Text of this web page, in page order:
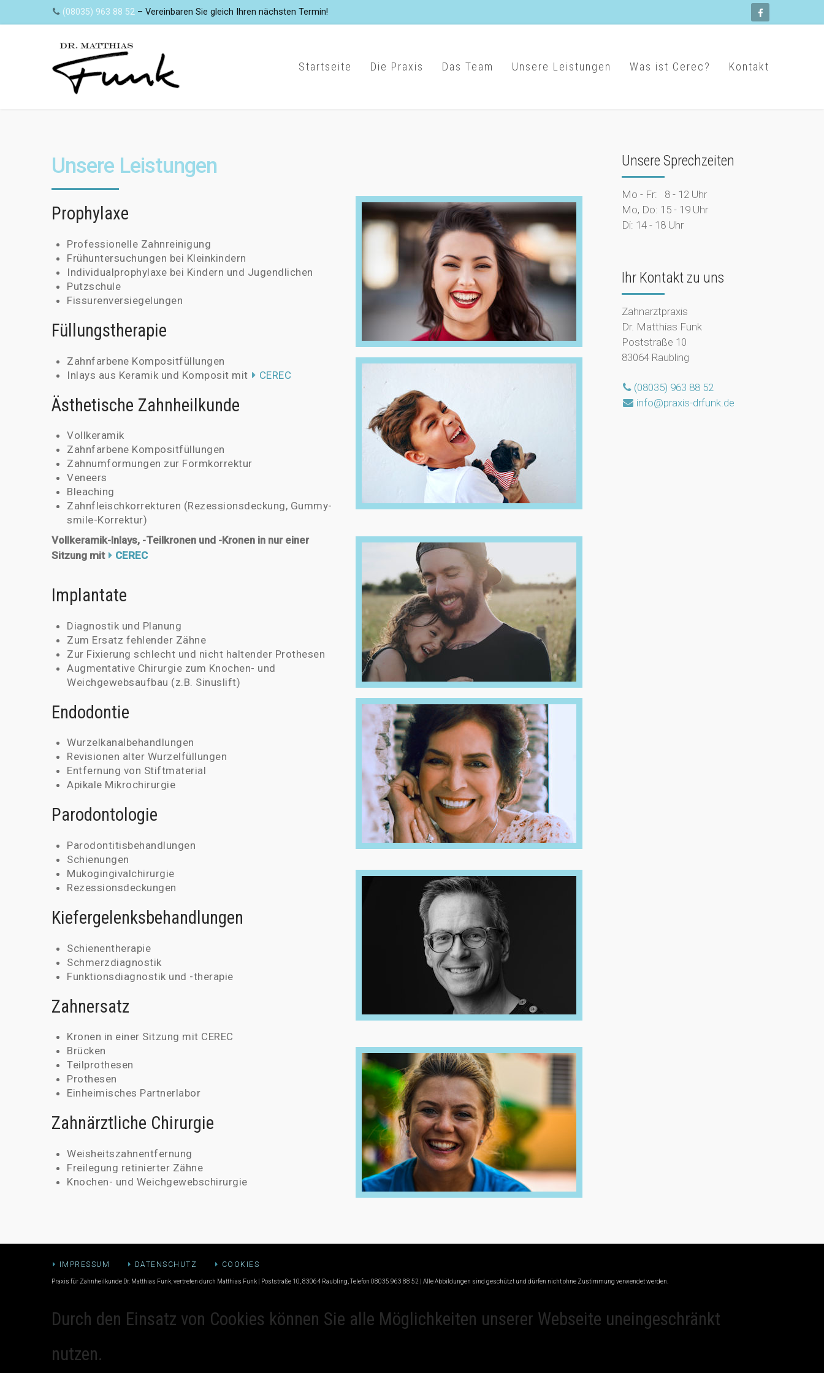
(08035) 963 88 52 – Vereinbaren Sie gleich Ihren nächsten Termin!
Startseite Die Praxis Das Team Unsere Leistungen Was ist Cerec? Kontakt
Unsere Sprechzeiten
Mo - Fr: 8 - 12 Uhr
Mo, Do: 15 - 19 Uhr
Di: 14 - 18 Uhr
Ihr Kontakt zu uns
Zahnarztpraxis
Dr. Matthias Funk
Poststraße 10
83064 Raubling
(08035) 963 88 52
info@praxis-drfunk.de
Unsere Leistungen
Prophylaxe
Professionelle Zahnreinigung
Frühuntersuchungen bei Kleinkindern
Individualprophylaxe bei Kindern und Jugendlichen
Putzschule
Fissurenversiegelungen
Füllungstherapie
Zahnfarbene Kompositfüllungen
Inlays aus Keramik und Komposit mit
CEREC
Ästhetische Zahnheilkunde
Vollkeramik
Zahnfarbene Kompositfüllungen
Zahnumformungen zur Formkorrektur
Veneers
Bleaching
Zahnfleischkorrekturen (Rezessionsdeckung, Gummy-
smile-Korrektur)
Vollkeramik-Inlays, -Teilkronen und -Kronen in nur einer
Sitzung mit
CEREC
Implantate
Diagnostik und Planung
Zum Ersatz fehlender Zähne
Zur Fixierung schlecht und nicht haltender Prothesen
Augmentative Chirurgie zum Knochen- und
Weichgewebsaufbau (z.B. Sinuslift)
Endodontie
Wurzelkanalbehandlungen
Revisionen alter Wurzelfüllungen
Entfernung von Stiftmaterial
Apikale Mikrochirurgie
Parodontologie
Parodontitisbehandlungen
Schienungen
Mukogingivalchirurgie
Rezessionsdeckungen
Kiefergelenksbehandlungen
Schienentherapie
Schmerzdiagnostik
Funktionsdiagnostik und -therapie
Zahnersatz
Kronen in einer Sitzung mit CEREC
Brücken
Teilprothesen
Prothesen
Einheimisches Partnerlabor
Zahnärztliche Chirurgie
Weisheitszahnentfernung
Freilegung retinierter Zähne
Knochen- und Weichgewebschirurgie
IMPRESSUM DATENSCHUTZ COOKIES
Praxis für Zahnheilkunde Dr. Matthias Funk, vertreten durch Matthias Funk | Poststraße 10, 83064 Raubling, Telefon 08035.963 88 52 | Alle Abbildungen sind geschützt und dürfen nicht ohne Zustimmung verwendet werden.
Durch den Einsatz von Cookies können Sie alle Möglichkeiten unserer Webseite uneingeschränkt
nutzen.